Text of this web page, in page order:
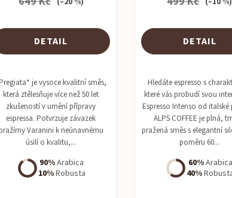
DETAIL
je vysoce kvalitní směs,
která ztělesňuje více než 50 let
zkušeností v umění přípravy
espressa. Potvrzuje závazek
Varanini k neúnavnému
úsilí o kvalitu,...
90%Arabica
10%Robusta
DETAIL
Hledáte espresso s
které vás probudí svou
Espresso Intenso od italské
ALPS COFFEE je plná,
pražená směs s elegantní
poměru 60...
60%Arabica
40%